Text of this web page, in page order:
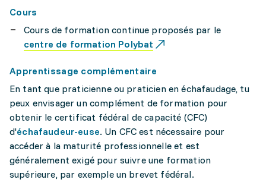
Cours
Cours de formation continue proposés par le
centre de formation Polybat
Apprentissage complémentaire
En tant que praticienne ou praticien en échafaudage, tu
peux envisager un complément de formation pour
obtenir le certificat fédéral de capacité (CFC)
d'échafaudeur-euse. Un CFC est nécessaire pour
accéder à la maturité professionnelle et est
généralement exigé pour suivre une formation
supérieure, par exemple un brevet fédéral.